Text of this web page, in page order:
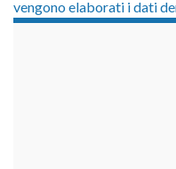
vengono elaborati i dati